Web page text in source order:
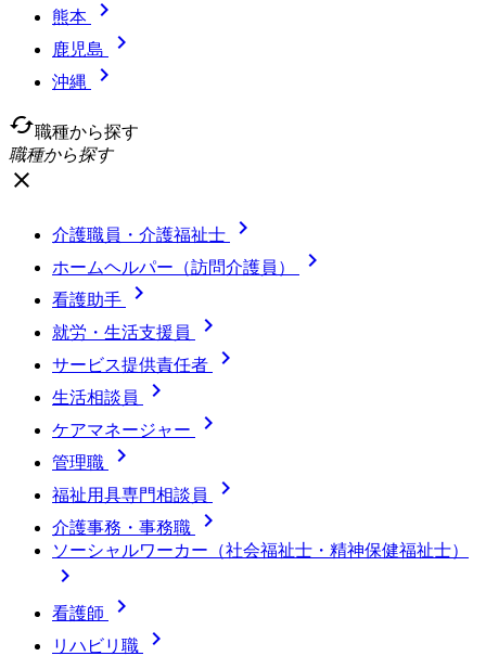
熊本 
鹿児島 
沖縄

cached職種から探す
職種から探す
close
介護職員・介護福祉士 
ホームヘルパー（訪問介護員） 
看護助手 
就労・生活支援員 
サービス提供責任者 
生活相談員 
ケアマネージャー 
管理職 
福祉用具専門相談員 
介護事務・事務職 
ソーシャルワーカー（社会福祉士・精神保健福祉士）

看護師 
リハビリ職 